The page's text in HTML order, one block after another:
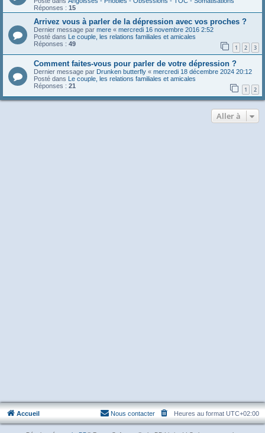
Réponses : 15
Arrivez vous à parler de la dépression avec vos proches ?
Dernier message par mere « mercredi 16 novembre 2016 2:52
Posté dans
Le couple, les relations familiales et amicales
Réponses : 49 1 2 3
Comment faites-vous pour parler de votre dépression ?
Dernier message par Drunken butterfly « mercredi 18 décembre 2024 20:12
Posté dans Le couple, les relations familiales et amicales
Réponses : 21 1 2
Aller à
Accueil Heures au format UTC+02:00
Nous contacter